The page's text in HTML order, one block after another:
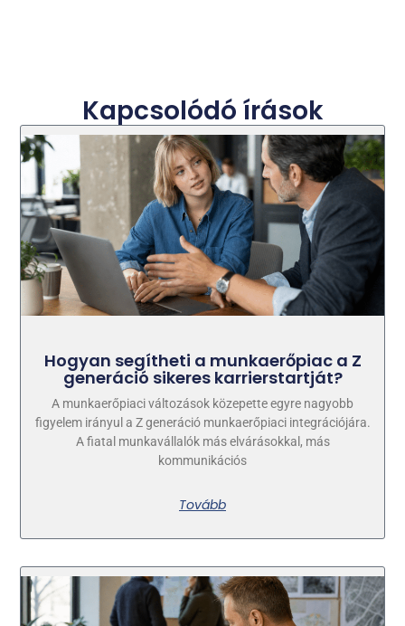
Kapcsolódó írások
Hogyan segítheti a munkaerőpiac a Z
generáció sikeres karrierstartját?
A munkaerőpiaci változások közepette egyre nagyobb
figyelem irányul a Z generáció munkaerőpiaci integrációjára.
A fiatal munkavállalók más elvárásokkal, más
kommunikációs
Tovább